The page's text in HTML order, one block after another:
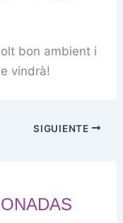
bon ambient i
vindrà!
SIGUIENTE